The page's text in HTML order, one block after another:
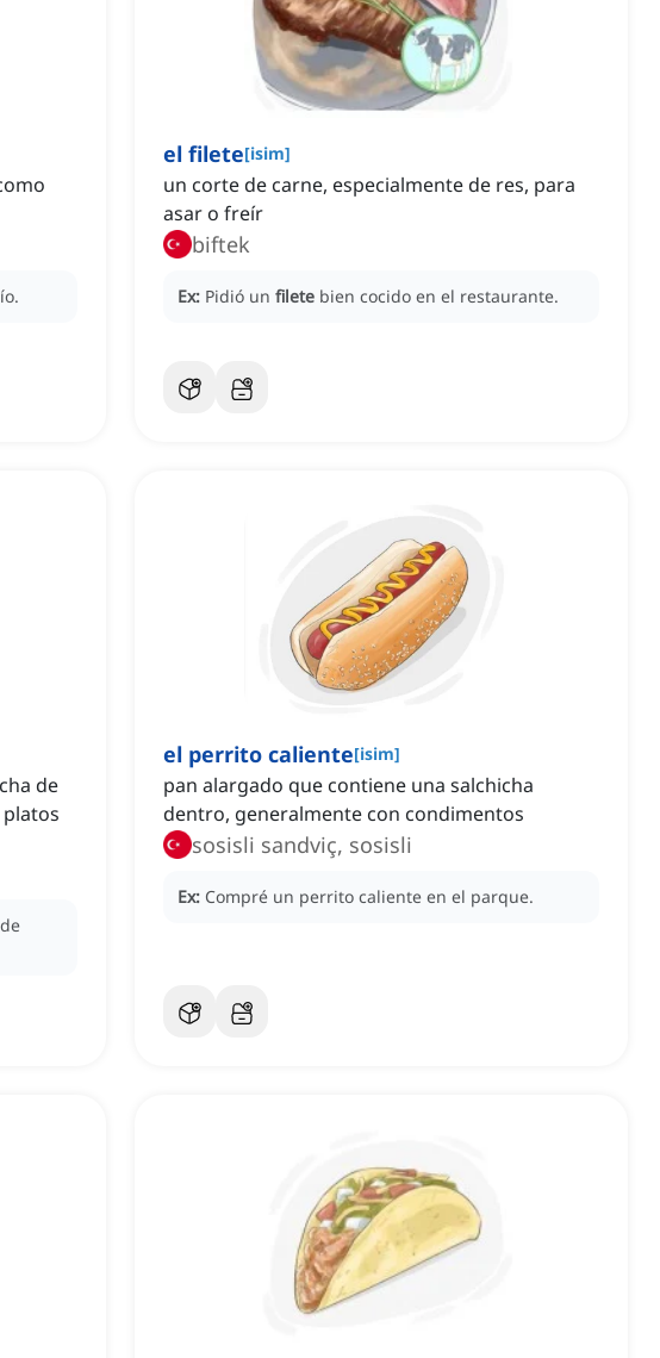
el filete[isim]
un corte de carne, especialmente de res, para
asar o freír
biftek
Ex: Pidió un filete bien cocido en el restaurante.
de
el perrito caliente[isim]
pan alargado que contiene una salchicha
dentro, generalmente con condimentos
sosisli sandviç, sosisli
Ex: Compré un perrito caliente en el parque.